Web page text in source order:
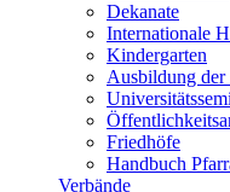
Dekanate
Internationale
Kindergarten
Ausbildung der
Friedhöfe
Handbuch
Verbände